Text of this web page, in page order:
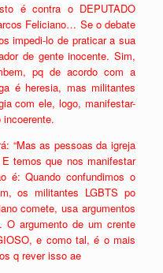
é contra o DEPUTADO
Feliciano… Se o debate
impedi-lo de praticar a sua
de gente inocente. Sim,
pq de acordo com a
é heresia, mas militantes
com ele, logo, manifestar-
“Mas as pessoas da igreja
temos que nos manifestar
é: Quando confundimos o
os militantes LGBTS po
comete, usa argumentos
O argumento de um crente
e como tal, é o mais
q rever isso ae